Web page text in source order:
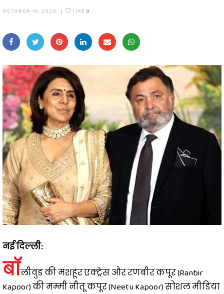
OCTOBER 10, 2020 | LIKE 0
नई दिल्ली:
बॉलीवुड की मशहूर एक्ट्रेस और रणबीर कपूर (Ranbir
Kapoor) की मम्मी नीतू कपूर (Neetu Kapoor) सोशल मीडिया